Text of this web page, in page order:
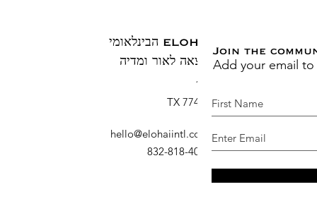
ELOHAI הבינלאומי
הוצאה לאור ומדיה
ברוש, TX 77410
דוא"ל:
hello@elohaiintl.com
טלפון: 832-818-4007
Join the
Add your email